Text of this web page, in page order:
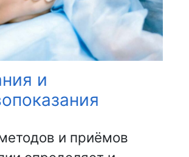
и
и приёмов